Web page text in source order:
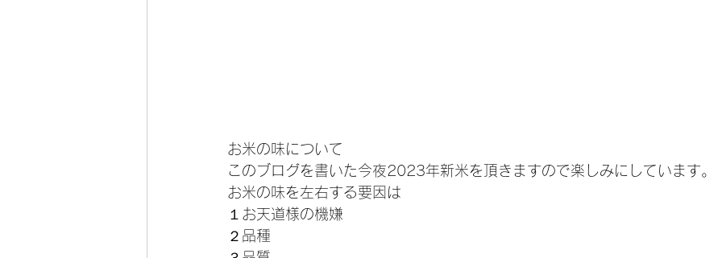
お米の味について
このブログを書いた今夜2023年新米を頂きますので楽しみにしています。
お米の味を左右する要因は
１お天道様の機嫌
２品種